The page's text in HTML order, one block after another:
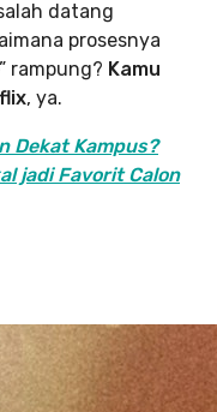
datang
prosesnya
rampung? Kamu
, ya.
Dekat Kampus?
jadi Favorit Calon